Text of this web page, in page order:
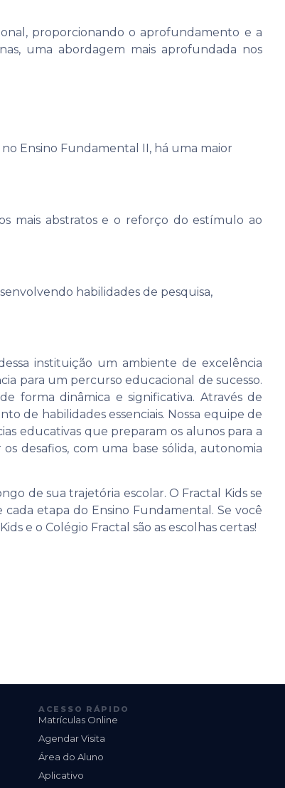
proporcionando o aprofundamento e a
uma abordagem mais aprofundada nos
Ensino Fundamental II, há uma maior
mais abstratos e o reforço do estímulo ao
habilidades de pesquisa,
instituição um ambiente de excelência
para um percurso educacional de sucesso.
forma dinâmica e significativa. Através de
de habilidades essenciais. Nossa equipe de
educativas que preparam os alunos para a
desafios, com uma base sólida, autonomia
de sua trajetória escolar. O Fractal Kids se
etapa do Ensino Fundamental. Se você
e o Colégio Fractal são as escolhas certas!
ACESSO RÁPIDO
Matrículas Online
Agendar Visita
Área do Aluno
Aplicativo